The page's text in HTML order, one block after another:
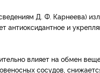
Д. Ф. Карнеева)
антиоксидантное и
влияет на обмен
сосудов,